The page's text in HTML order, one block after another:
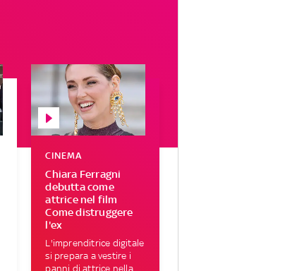
Chiara Ferragni
debutta come
attrice nel film
Come distruggere
l'ex
CINEMA
L'imprenditrice digitale
si prepara a vestire i
panni di attrice nella